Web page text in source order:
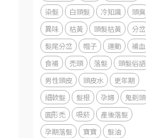
染髮
白頭髮 冷知識
頭臭
異味
枯黃 頭髮枯黃
分岔
髮尾分岔
帽子 運動
補血
食補
禿頭 落髮
頭髮俗語
男性頭皮
頭皮水
更年期
細軟髮
髮根 孕婦
鬼剃頭
圓形禿
吸菸
產後落髮
孕期落髮
寶寶
髮油